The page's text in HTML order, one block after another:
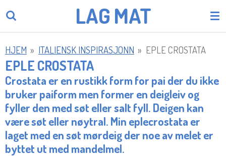
Gå
LAG MAT
HJEM » ITALIENSK INSPIRASJONN » EPLE CROSTATA
EPLE CROSTATA
Crostata er en rustikk form for pai der du ikke
bruker paiform men former en deigleiv og
fyller den med søt eller salt fyll. Deigen kan
være søt eller nøytral. Min eplecrostata er
laget med en søt mørdeig der noe av melet er
byttet ut med mandelmel.